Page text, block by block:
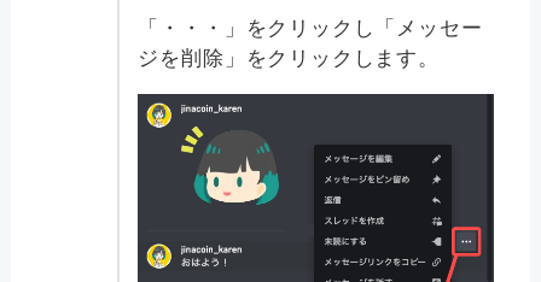
「・・・」をクリックし「メッセー
ジを削除」をクリックします。